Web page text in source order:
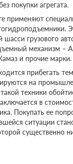
покупки агрегата.
применяют
шасси грузового
механизм –
и прочие марки.
прибегать
на
техники
в
Покупать ее
ситуации
существенно